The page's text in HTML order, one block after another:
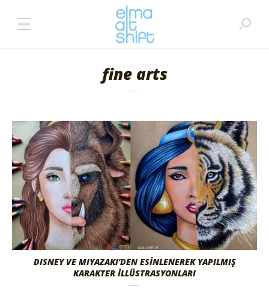
fine arts
DISNEY VE MIYAZAKI’DEN ESİNLENEREK YAPILMIŞ
KARAKTER İLLÜSTRASYONLARI